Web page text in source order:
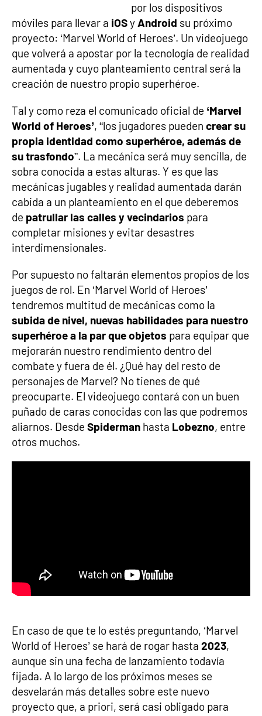
por los dispositivos
móviles para llevar a iOSy Android su próximo
proyecto: ‘Marvel World of Heroes’. Un videojuego
que volverá a apostar por la tecnología de realidad
aumentada y cuyo planteamiento central será la
creación de nuestro propio superhéroe.
Tal y como reza el comunicado oficial de ‘Marvel
World of Heroes’, “los jugadores pueden crear su
propia identidad como superhéroe, además de
su trasfondo”. La mecánica será muy sencilla, de
sobra conocida a estas alturas. Y es que las
mecánicas jugables y realidad aumentada darán
cabida a un planteamiento en el que deberemos
de patrullar las calles y vecindarios para
completar misiones y evitar desastres
interdimensionales.
Por supuesto no faltarán elementos propios de los
juegos de rol. En ‘Marvel World of Heroes’
tendremos multitud de mecánicas como la
subida de nivel, nuevas habilidades para nuestro
superhéroe a la par que objetos para equipar que
mejorarán nuestro rendimiento dentro del
combate y fuera de él. ¿Qué hay del resto de
personajes de Marvel? No tienes de qué
preocuparte. El videojuego contará con un buen
puñado de caras conocidas con las que podremos
aliarnos. Desde Spiderman hasta Lobezno, entre
otros muchos.
En caso de que te lo estés preguntando, ‘Marvel
World of Heroes’ se hará de rogar hasta 2023,
aunque sin una fecha de lanzamiento todavía
fijada. A lo largo de los próximos meses se
desvelarán más detalles sobre este nuevo
proyecto que, a priori, será casi obligado para